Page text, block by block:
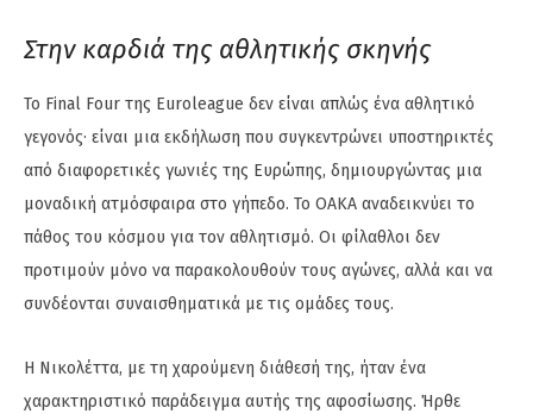
Στην καρδιά της αθλητικής σκηνής
Το Final Four της Euroleague δεν είναι απλώς ένα αθλητικό
γεγονός· είναι μια εκδήλωση που συγκεντρώνει υποστηρικτές
από διαφορετικές γωνιές της Ευρώπης, δημιουργώντας μια
μοναδική ατμόσφαιρα στο γήπεδο. Το ΟΑΚΑ αναδεικνύει το
πάθος του κόσμου για τον αθλητισμό. Οι φίλαθλοι δεν
προτιμούν μόνο να παρακολουθούν τους αγώνες, αλλά και να
συνδέονται συναισθηματικά με τις ομάδες τους.
Η Νικολέττα, με τη χαρούμενη διάθεσή της, ήταν ένα
χαρακτηριστικό παράδειγμα αυτής της αφοσίωσης. Ήρθε